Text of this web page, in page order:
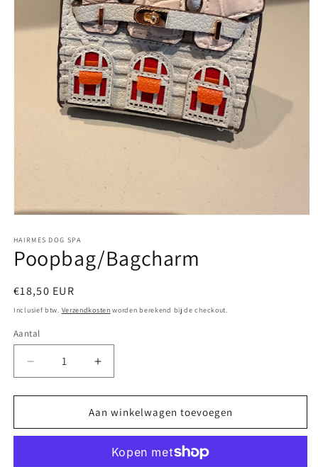
openen
in
modaal
HAIRMES DOG SPA
Poopbag/Bagcharm
Normale
prijs
€18,50 EUR
Inclusief btw. Verzendkosten worden berekend bij de checkout.
Aantal
Aantal
verlagen
voor
Poopbag/Bagcharm
Aantal
verhogen
voor
Poopbag/Bagcharm
Aan winkelwagen toevoegen